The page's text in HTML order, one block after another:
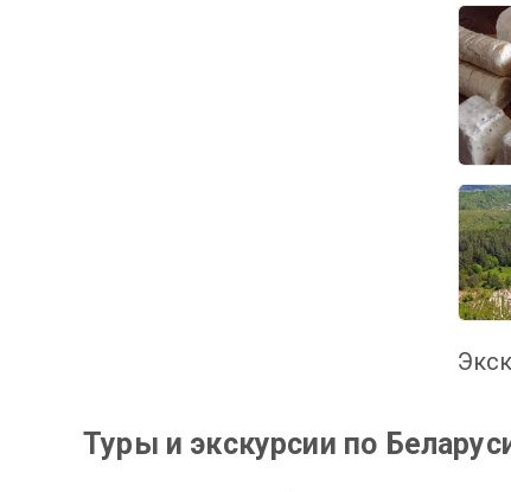
Туры и экскурсии по